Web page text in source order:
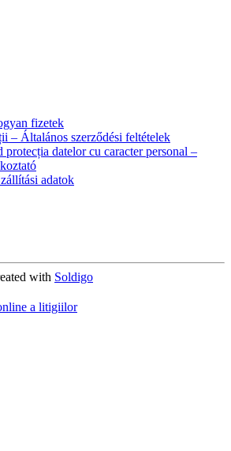
fizetek
– Általános szerződési feltételek
datelor cu caracter personal –
adatok
with Soldigo